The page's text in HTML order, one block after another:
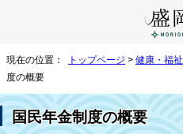
現在の位置： トップページ > 健康・福祉
度の概要
国民年金制度の概要